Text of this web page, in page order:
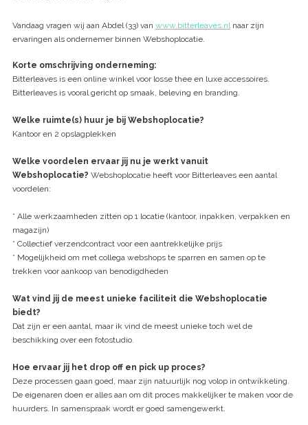
Vandaag vragen wij aan Abdel (33) van www.bitterleaves.nlnaar zijn
ervaringen als ondernemer binnen Webshoplocatie.
Korte omschrijving onderneming:
Bitterleaves is een online winkel voor losse thee en luxe accessoires.
Bitterleaves is vooral gericht op smaak, beleving en branding.
Welke ruimte(s) huur je bij Webshoplocatie?
Kantoor en 2 opslagplekken
Welke voordelen ervaar jij nu je werkt vanuit
Webshoplocatie? Webshoplocatie heeft voor Bitterleaves een aantal
voordelen:
* Alle werkzaamheden zitten op 1 locatie (kantoor, inpakken, verpakken en
magazijn)
* Collectief verzendcontract voor een aantrekkelijke prijs
* Mogelijkheid om met collega webshops te sparren en samen op te
trekken voor aankoop van benodigdheden
Wat vind jij de meest unieke faciliteit die Webshoplocatie
biedt?
Dat zijn er een aantal, maar ik vind de meest unieke toch wel de
beschikking over een fotostudio.
Hoe ervaar jij het drop off en pick up proces?
Deze processen gaan goed, maar zijn natuurlijk nog volop in ontwikkeling.
De eigenaren doen er alles aan om dit proces makkelijker te maken voor de
huurders. In samenspraak wordt er goed samengewerkt.